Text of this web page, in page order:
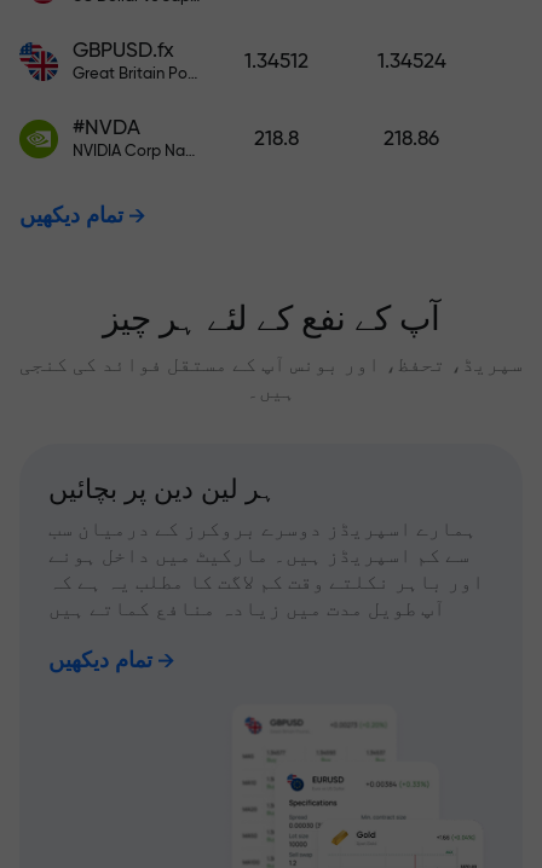
GBPUSD.fx
Great Britain Pound vs US Dollar
1.34512 1.34524
#NVDA
NVIDIA Corp Nasdaq Stock Exchange (Nasdaq) USD
218.8 218.86
تمام دیکھیں
آپ کے نفع کے لئے ہر چیز
سپریڈ، تحفظ، اور بونس آپ کے مستقل فوائد کی کنجی
ہیں۔
ہر لین دین پر بچائیں
ہمارے اسپریڈز دوسرے بروکرز کے درمیان سب
سے کم اسپریڈز ہیں۔ مارکیٹ میں داخل ہونے
اور باہر نکلتے وقت کم لاگت کا مطلب یہ ہے کہ
آپ طویل مدت میں زیادہ منافع کماتے ہیں
تمام دیکھیں